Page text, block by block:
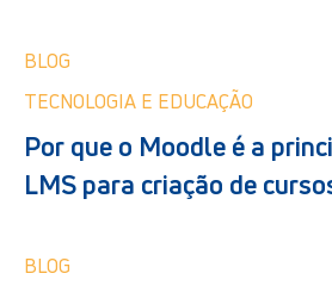
BLOG
TECNOLOGIA E EDUCAÇÃO
Por que o Moodle é a
LMS para criação de
BLOG